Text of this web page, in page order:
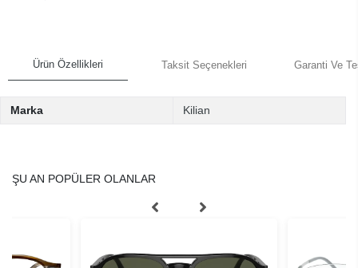
Ürün Özellikleri Taksit Seçenekleri Garanti Ve
Marka Kilian
ŞU AN POPÜLER OLANLAR